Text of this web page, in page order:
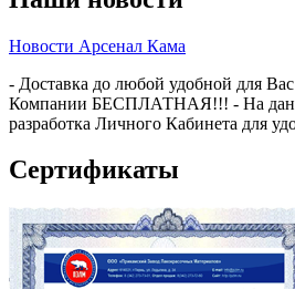
Новости Арсенал Кама
- Доставка до любой удобной для
Компании БЕСПЛАТНАЯ!!! - На
разработка Личного Кабинета для
Сертификаты